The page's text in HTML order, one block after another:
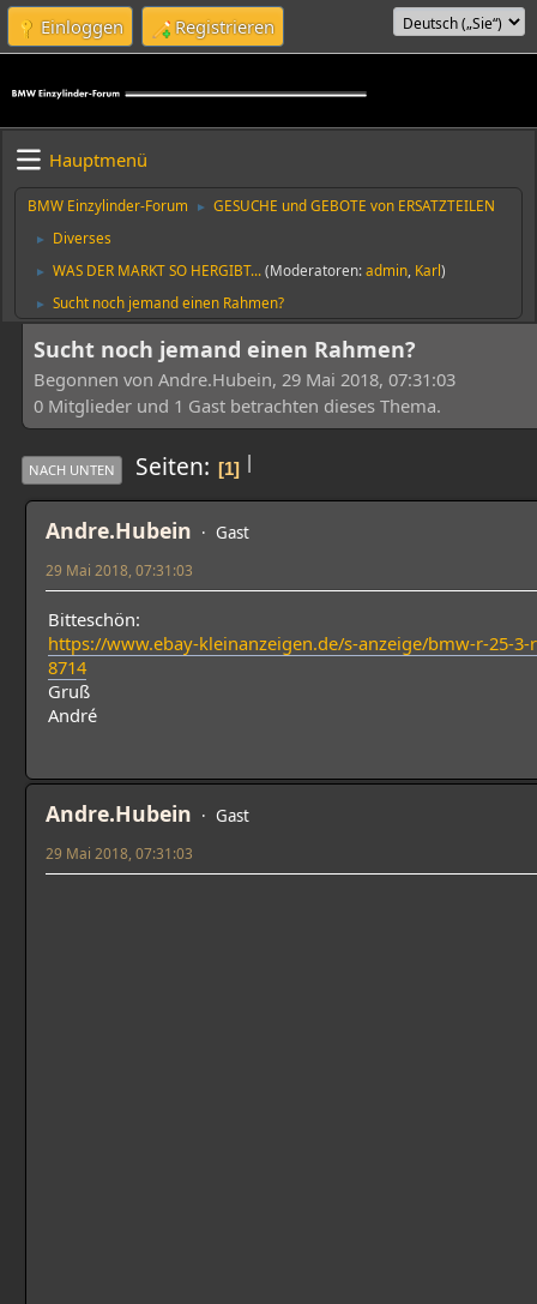
Einloggen Registrieren
Hauptmenü
BMW Einzylinder-Forum ► GESUCHE und GEBOTE von ERSATZTEILEN
► Diverses
► WAS DER MARKT SO HERGIBT...(Moderatoren:admin Karl)
► Sucht noch jemand einen Rahmen?
Sucht noch jemand einen Rahmen?
Begonnen von Andre.Hubein, 29 Mai 2018, 07:31:03
0 Mitglieder und 1 Gast betrachten dieses Thema.
|
NACH UNTEN Seiten 1
Andre.Hubein Gast
29 Mai 2018, 07:31:03
Bitteschön:
https://www.ebay-kleinanzeigen.de/s-anzeige/bmw-r-25-
8714
Gruß
André
Andre.Hubein Gast
29 Mai 2018, 07:31:03